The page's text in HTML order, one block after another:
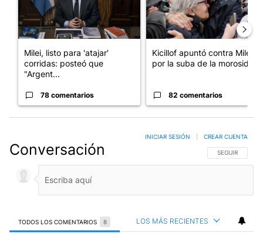
Milei, listo para 'atajar'
corridas: posteó que
"Argent...
78 comentarios
Kicillof apuntó contra Milei
por la suba de la morosida...
82 comentarios
Conversación SIGA ESTA
SEGUIR
INICIAR SESIÓN CREAR CUENTA
TODOS LOS COMENTARIOS 8 LOS MÁS RECIENTES